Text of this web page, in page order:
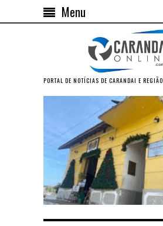
Menu
PORTAL DE NOTÍCIAS DE CARANDAI E REGIÃO